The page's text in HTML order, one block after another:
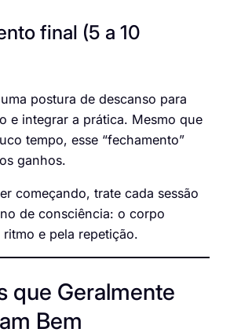
final (5 a 10
postura de descanso para
e integrar a prática. Mesmo que
tempo, esse “fechamento”
ganhos.
começando, trate cada sessão
de consciência: o corpo
e pela repetição.
que Geralmente
Bem